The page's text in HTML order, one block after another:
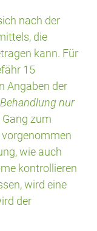
nach der
die
kann. Für
15
Angaben der
Behandlung nur
Gang zum
wie auch
kontrollieren
wird eine
der